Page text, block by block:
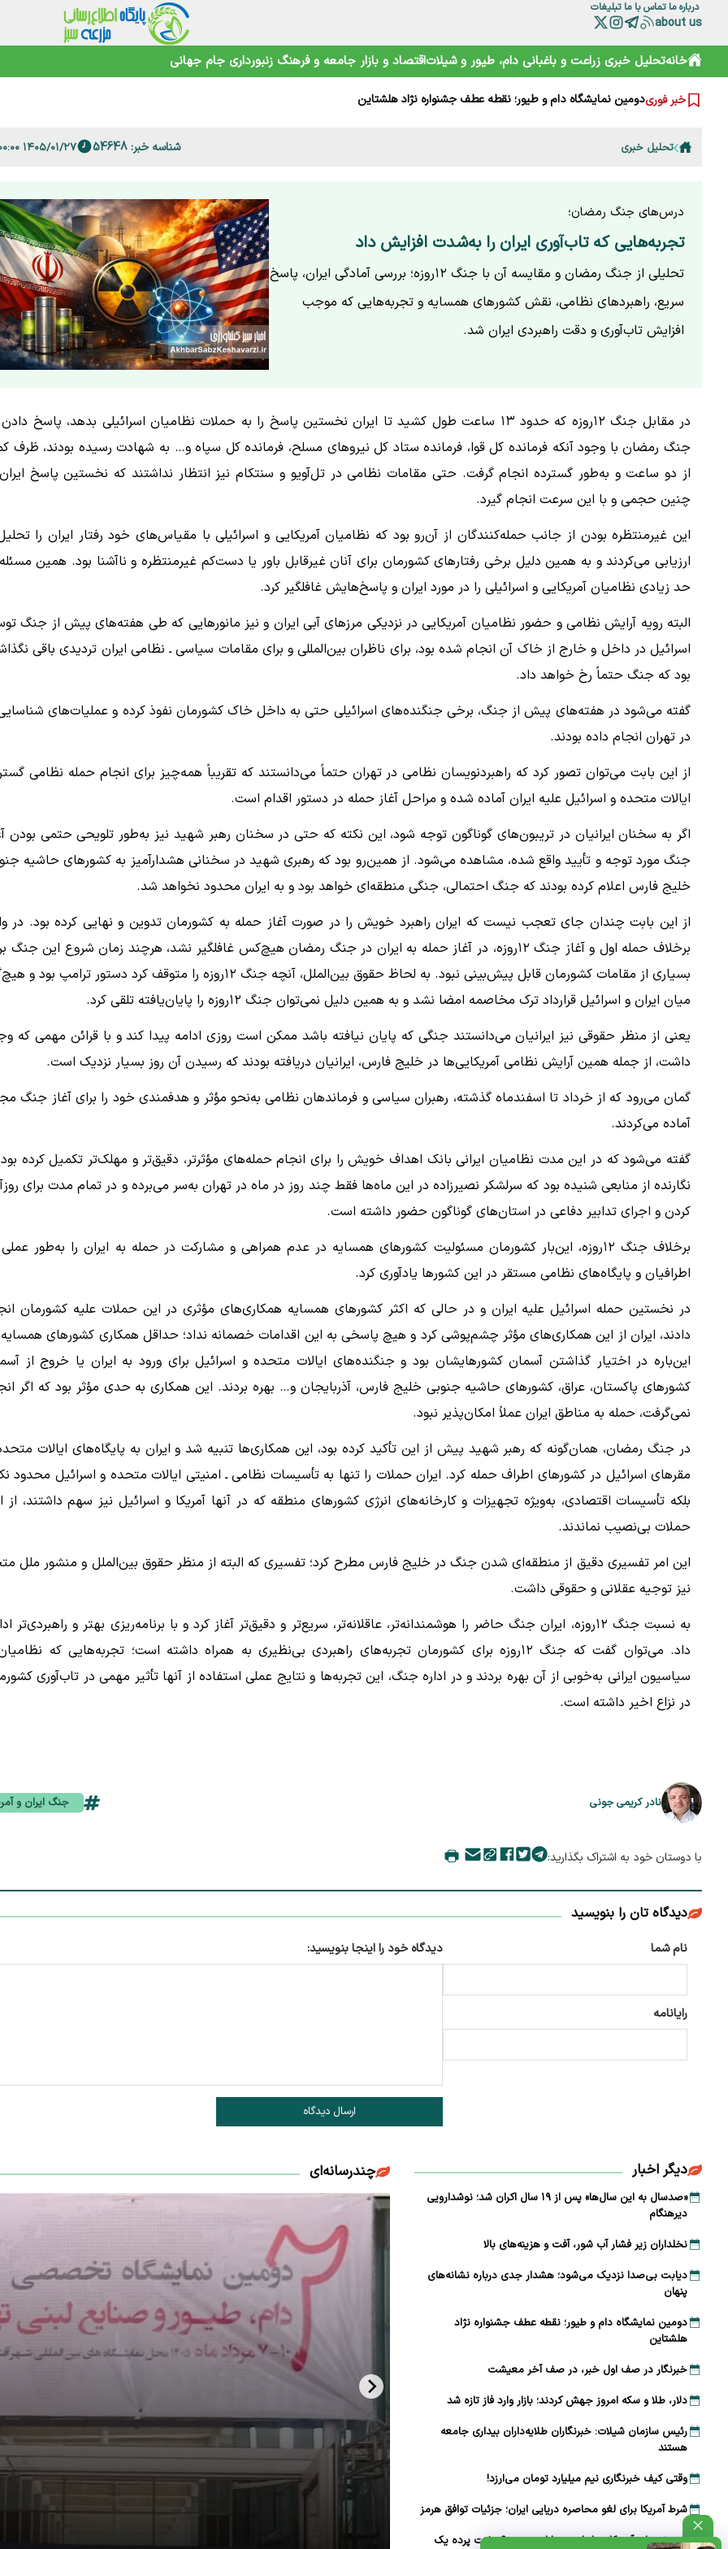
درباره ما تماس با ما تبلیغات
about us
خانهتحلیل خبری زراعت و باغبانی دام، طیور و شیلاتاقتصاد و بازار جامعه و فرهنگ زنبورداری جام جهانی
خبر فوری
«صدسال به این سال‌ها» پس از ۱۹ سال اکران شد؛ نوشدارویی دیرهنگام
نخلداران زیر فشار آب شور، آفت و هزینه‌های بالا
دیابت بی‌صدا نزدیک می‌شود؛ هشدار جدی درباره نشانه‌های پنهان
دومین نمایشگاه دام و طیور؛ نقطه عطف جشنواره نژاد هلشتاین
خبرنگار در صف اول خبر، در صف آخر معیشت
رئیس سازمان شیلات: خبرنگاران طلایه‌داران بیداری جامعه هستندتحلیل خبری شناسه خبر: 54648 ۱۴۰۵/۰۱/۲۷ ۰۷:۰۰:۰۰
درس‌های جنگ رمضان؛
تجربه‌هایی که تاب‌آوری ایران را به‌شدت افزایش داد
تحلیلی از جنگ رمضان و مقایسه آن با جنگ ۱۲روزه؛ بررسی آمادگی ایران، پاسخ
سریع، راهبردهای نظامی، نقش کشورهای همسایه و تجربه‌هایی که موجب
افزایش تاب‌آوری و دقت راهبردی ایران شد.
در مقابل جنگ ۱۲روزه که حدود ۱۳ ساعت طول کشید تا ایران نخستین پاسخ را به حملات نظامیان اسرائیلی بدهد، پاسخ
جنگ رمضان با وجود آنکه فرمانده کل قوا، فرمانده ستاد کل نیروهای مسلح، فرمانده کل سپاه و… به شهادت رسیده بودند، ظرف
از دو ساعت و به‌طور گسترده انجام گرفت. حتی مقامات نظامی در تل‌آویو و سنتکام نیز انتظار نداشتند که نخستین پاسخ
چنین حجمی و با این سرعت انجام گیرد.
این غیرمنتظره بودن از جانب حمله‌کنندگان از آن‌رو بود که نظامیان آمریکایی و اسرائیلی با مقیاس‌های خود رفتار ایران را
ارزیابی می‌کردند و به همین دلیل برخی رفتارهای کشورمان برای آنان غیرقابل باور یا دست‌کم غیرمنتظره و ناآشنا بود. همین
حد زیادی نظامیان آمریکایی و اسرائیلی را در مورد ایران و پاسخ‌هایش غافلگیر کرد.
البته رویه آرایش نظامی و حضور نظامیان آمریکایی در نزدیکی مرزهای آبی ایران و نیز مانورهایی که طی هفته‌های پیش از جنگ
اسرائیل در داخل و خارج از خاک آن انجام شده بود، برای ناظران بین‌المللی و برای مقامات سیاسی ـ نظامی ایران تردیدی باقی
بود که جنگ حتماً رخ خواهد داد.
گفته می‌شود در هفته‌های پیش از جنگ، برخی جنگنده‌های اسرائیلی حتی به داخل خاک کشورمان نفوذ کرده و عملیات‌های
در تهران انجام داده بودند.
از این بابت می‌توان تصور کرد که راهبردنویسان نظامی در تهران حتماً می‌دانستند که تقریباً همه‌چیز برای انجام حمله نظامی
ایالات متحده و اسرائیل علیه ایران آماده شده و مراحل آغاز حمله در دستور اقدام است.
اگر به سخنان ایرانیان در تریبون‌های گوناگون توجه شود، این نکته که حتی در سخنان رهبر شهید نیز به‌طور تلویحی حتمی بودن
جنگ مورد توجه و تأیید واقع شده، مشاهده می‌شود. از همین‌رو بود که رهبری شهید در سخنانی هشدارآمیز به کشورهای حاشیه
خلیج فارس اعلام کرده بودند که جنگ احتمالی، جنگی منطقه‌ای خواهد بود و به ایران محدود نخواهد شد.
از این بابت چندان جای تعجب نیست که ایران راهبرد خویش را در صورت آغاز حمله به کشورمان تدوین و نهایی کرده بود. در
برخلاف حمله اول و آغاز جنگ ۱۲روزه، در آغاز حمله به ایران در جنگ رمضان هیچ‌کس غافلگیر نشد، هرچند زمان شروع این جنگ
بسیاری از مقامات کشورمان قابل پیش‌بینی نبود. به لحاظ حقوق بین‌الملل، آنچه جنگ ۱۲روزه را متوقف کرد دستور ترامپ
میان ایران و اسرائیل قرارداد ترک مخاصمه امضا نشد و به همین دلیل نمی‌توان جنگ ۱۲روزه را پایان‌یافته تلقی کرد.
یعنی از منظر حقوقی نیز ایرانیان می‌دانستند جنگی که پایان نیافته باشد ممکن است روزی ادامه پیدا کند و با قرائن مهمی که
داشت، از جمله همین آرایش نظامی آمریکایی‌ها در خلیج فارس، ایرانیان دریافته بودند که رسیدن آن روز بسیار نزدیک است.
گمان می‌رود که از خرداد تا اسفندماه گذشته، رهبران سیاسی و فرماندهان نظامی به‌نحو مؤثر و هدفمندی خود را برای آغاز جنگ
آماده می‌کردند.
گفته می‌شود که در این مدت نظامیان ایرانی بانک اهداف خویش را برای انجام حمله‌های مؤثرتر، دقیق‌تر و مهلک‌تر تکمیل کرده
نگارنده از منابعی شنیده بود که سرلشکر نصیرزاده در این ماه‌ها فقط چند روز در ماه در تهران به‌سر می‌برده و در تمام مدت برای
کردن و اجرای تدابیر دفاعی در استان‌های گوناگون حضور داشته است.
برخلاف جنگ ۱۲روزه، این‌بار کشورمان مسئولیت کشورهای همسایه در عدم همراهی و مشارکت در حمله به ایران را به‌طور
اطرافیان و پایگاه‌های نظامی مستقر در این کشورها یادآوری کرد.
در نخستین حمله اسرائیل علیه ایران و در حالی که اکثر کشورهای همسایه همکاری‌های مؤثری در این حملات علیه کشورمان
دادند، ایران از این همکاری‌های مؤثر چشم‌پوشی کرد و هیچ پاسخی به این اقدامات خصمانه نداد؛ حداقل همکاری کشورهای همسایه
این‌باره در اختیار گذاشتن آسمان کشورهایشان بود و جنگنده‌های ایالات متحده و اسرائیل برای ورود به ایران یا خروج از
کشورهای پاکستان، عراق، کشورهای حاشیه جنوبی خلیج فارس، آذربایجان و… بهره بردند. این همکاری به حدی مؤثر بود که اگر
نمی‌گرفت، حمله به مناطق ایران عملاً امکان‌پذیر نبود.
در جنگ رمضان، همان‌گونه که رهبر شهید پیش از این تأکید کرده بود، این همکاری‌ها تنبیه شد و ایران به پایگاه‌های ایالات
مقرهای اسرائیل در کشورهای اطراف حمله کرد. ایران حملات را تنها به تأسیسات نظامی ـ امنیتی ایالات متحده و اسرائیل محدود
بلکه تأسیسات اقتصادی، به‌ویژه تجهیزات و کارخانه‌های انرژی کشورهای منطقه که در آنها آمریکا و اسرائیل نیز سهم داشتند، از
حملات بی‌نصیب نماندند.
این امر تفسیری دقیق از منطقه‌ای شدن جنگ در خلیج فارس مطرح کرد؛ تفسیری که البته از منظر حقوق بین‌الملل و منشور ملل
نیز توجیه عقلانی و حقوقی داشت.
به نسبت جنگ ۱۲روزه، ایران جنگ حاضر را هوشمندانه‌تر، عاقلانه‌تر، سریع‌تر و دقیق‌تر آغاز کرد و با برنامه‌ریزی بهتر و راهبردی‌تر
داد. می‌توان گفت که جنگ ۱۲روزه برای کشورمان تجربه‌های راهبردی بی‌نظیری به همراه داشته است؛ تجربه‌هایی که
سیاسیون ایرانی به‌خوبی از آن بهره بردند و در اداره جنگ، این تجربه‌ها و نتایج عملی استفاده از آنها تأثیر مهمی در تاب‌آوری
در نزاع اخیر داشته است.
نادر کریمی جونی جنگ ایران و
با دوستان خود به اشتراک بگذارید:
دیدگاه تان را بنویسید
نام شما
رایانامه
دیدگاه خود را اینجا بنویسید:
ارسال دیدگاه
دیگر اخبار
«صدسال به این سال‌ها» پس از ۱۹ سال اکران شد؛ نوشدارویی
دیرهنگام
نخلداران زیر فشار آب شور، آفت و هزینه‌های بالا
دیابت بی‌صدا نزدیک می‌شود؛ هشدار جدی درباره نشانه‌های
پنهان
دومین نمایشگاه دام و طیور؛ نقطه عطف جشنواره نژاد
هلشتاین
خبرنگار در صف اول خبر، در صف آخر معیشت
دلار، طلا و سکه امروز جهش کردند؛ بازار وارد فاز تازه شد
رئیس سازمان شیلات: خبرنگاران طلایه‌داران بیداری جامعه
هستند
وقتی کیف خبرنگاری نیم میلیارد تومان می‌ارزد!
شرط آمریکا برای لغو محاصره دریایی ایران؛ جزئیات توافق هرمز
راز برنج‌های آمریکایی ارزان در بازار چیست؟ پشت پرده یک
چندرسانه‌ای